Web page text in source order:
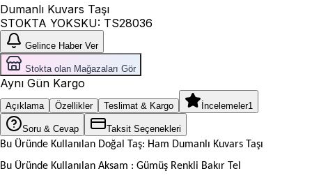
Dumanlı Kuvars Taşı
STOKTA YOKSKU: TS28036
Gelince Haber Ver
Stokta olan Mağazaları Gör
Aynı Gün Kargo
Açıklama Özellikler Teslimat & Kargo İncelemeler1
Soru & Cevap Taksit Seçenekleri
Bu Üründe Kullanılan Doğal Taş: Ham Dumanlı Kuvars Taşı
Bu Üründe Kullanılan Aksam : Gümüş Renkli Bakır Tel